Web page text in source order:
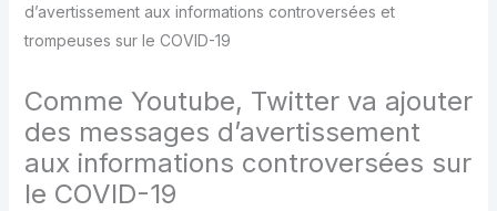
Comme Youtube, Twitter va ajouter
des messages d’avertissement
aux informations controversées sur
le COVID-19